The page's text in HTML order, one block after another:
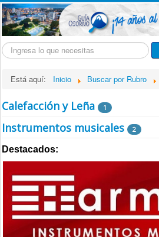
Buscar...
Está aquí: Inicio Buscar por Rubro
Calefacción y Leña 1
Instrumentos musicales 2
Destacados: